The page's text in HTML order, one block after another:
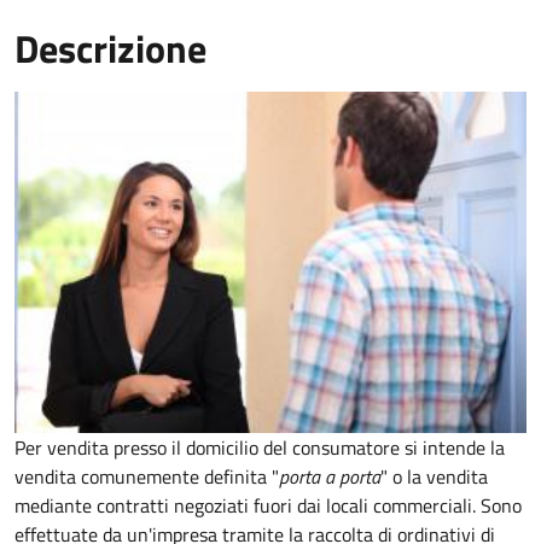
Descrizione
Per vendita presso il domicilio del consumatore si intende la
vendita comunemente definita "porta a porta" o la vendita
mediante contratti negoziati fuori dai locali commerciali. Sono
effettuate da un'impresa tramite la raccolta di ordinativi di